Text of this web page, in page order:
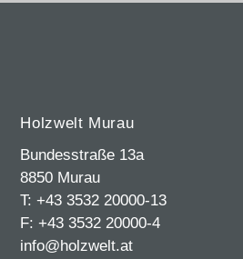
Holzwelt Murau
Bundesstraße 13a
8850 Murau
T: +43 3532 20000-13
F: +43 3532 20000-4
info@holzwelt.at